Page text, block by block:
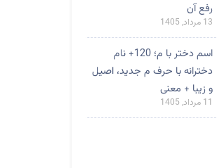
رفع آن
13 مرداد, 1405
اسم دختر با م؛ 120+ نام
دخترانه با حرف م جدید، اصیل
و زیبا + معنی
11 مرداد, 1405